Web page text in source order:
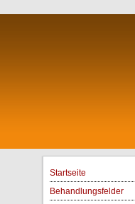
Startseite
Behandlungsfelder